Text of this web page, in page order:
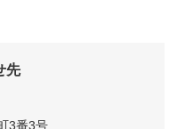
先
3番3号